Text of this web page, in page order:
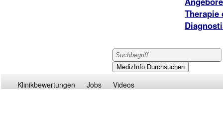
Therapie
Klinikbewertungen Jobs Videos